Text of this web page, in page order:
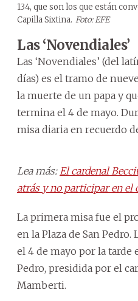
134, que son los que están
Capilla Sixtina. Foto: EFE
Las ‘Novendiales’
Las ‘Novendiales’ (del
días) es el tramo de
la muerte de un papa y
termina el 4 de mayo.
misa diaria en recuerdo
Lea más: El cardenal
atrás y no participar en el
La primera misa fue el
en la Plaza de San
el 4 de mayo por la tarde
Pedro, presidida por el
Mamberti.